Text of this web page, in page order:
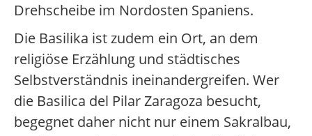
Drehscheibe im Nordosten Spaniens.
Die Basilika ist zudem ein Ort, an dem
religiöse Erzählung und städtisches
Selbstverständnis ineinandergreifen. Wer
die Basilica del Pilar Zaragoza besucht,
begegnet daher nicht nur einem Sakralbau,